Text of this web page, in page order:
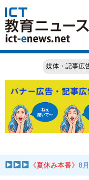
媒体・記事広
《夏休み本番》8